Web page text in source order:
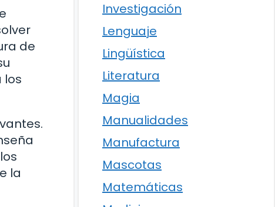
de
los
la
Investigación
Lenguaje
Lingüística
Literatura
Magia
Manualidades
Manufactura
Mascotas
Matemáticas